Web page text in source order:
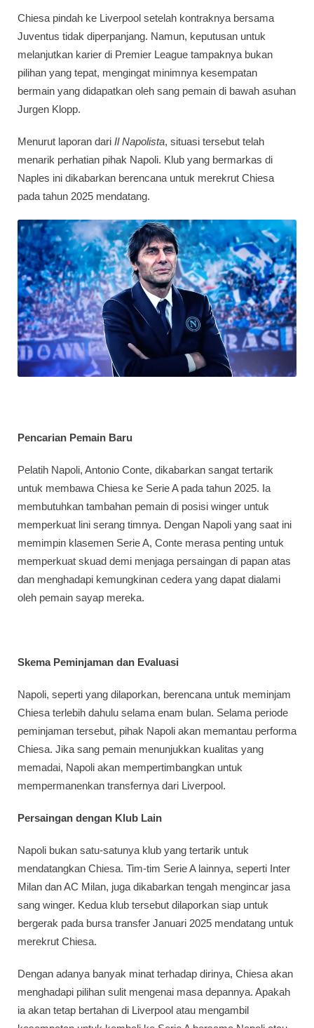
Chiesa pindah ke Liverpool setelah kontraknya bersama
Juventus tidak diperpanjang. Namun, keputusan untuk
melanjutkan karier di Premier League tampaknya bukan
pilihan yang tepat, mengingat minimnya kesempatan
bermain yang didapatkan oleh sang pemain di bawah asuhan
Jurgen Klopp.
Menurut laporan dari Il Napolista, situasi tersebut telah
menarik perhatian pihak Napoli. Klub yang bermarkas di
Naples ini dikabarkan berencana untuk merekrut Chiesa
pada tahun 2025 mendatang.
Pencarian Pemain Baru
Pelatih Napoli, Antonio Conte, dikabarkan sangat tertarik
untuk membawa Chiesa ke Serie A pada tahun 2025. Ia
membutuhkan tambahan pemain di posisi winger untuk
memperkuat lini serang timnya. Dengan Napoli yang saat ini
memimpin klasemen Serie A, Conte merasa penting untuk
memperkuat skuad demi menjaga persaingan di papan atas
dan menghadapi kemungkinan cedera yang dapat dialami
oleh pemain sayap mereka.
Skema Peminjaman dan Evaluasi
Napoli, seperti yang dilaporkan, berencana untuk meminjam
Chiesa terlebih dahulu selama enam bulan. Selama periode
peminjaman tersebut, pihak Napoli akan memantau performa
Chiesa. Jika sang pemain menunjukkan kualitas yang
memadai, Napoli akan mempertimbangkan untuk
mempermanenkan transfernya dari Liverpool.
Persaingan dengan Klub Lain
Napoli bukan satu-satunya klub yang tertarik untuk
mendatangkan Chiesa. Tim-tim Serie A lainnya, seperti Inter
Milan dan AC Milan, juga dikabarkan tengah mengincar jasa
sang winger. Kedua klub tersebut dilaporkan siap untuk
bergerak pada bursa transfer Januari 2025 mendatang untuk
merekrut Chiesa.
Dengan adanya banyak minat terhadap dirinya, Chiesa akan
menghadapi pilihan sulit mengenai masa depannya. Apakah
ia akan tetap bertahan di Liverpool atau mengambil